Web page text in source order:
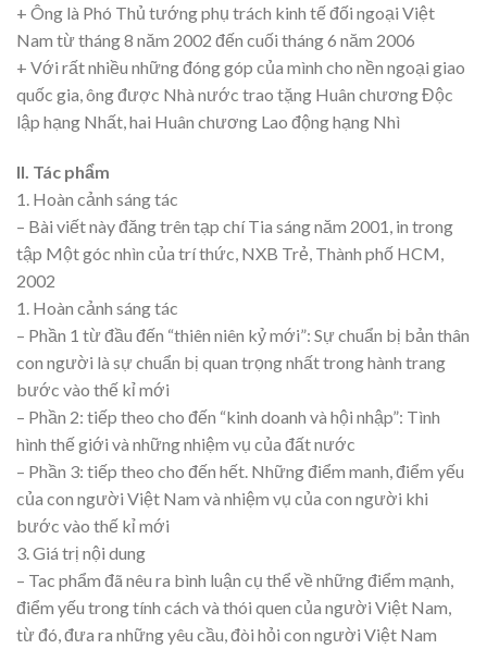
+ Ông là Phó Thủ tướng phụ trách kinh tế đối ngoại Việt
Nam từ tháng 8 năm 2002 đến cuối tháng 6 năm 2006
+ Với rất nhiều những đóng góp của mình cho nền ngoại giao
quốc gia, ông được Nhà nước trao tặng Huân chương Độc
lập hạng Nhất, hai Huân chương Lao động hạng Nhì
II. Tác phẩm
1. Hoàn cảnh sáng tác
– Bài viết này đăng trên tạp chí Tia sáng năm 2001, in trong
tập Một góc nhìn của trí thức, NXB Trẻ, Thành phố HCM,
2002
1. Hoàn cảnh sáng tác
– Phần 1 từ đầu đến “thiên niên kỷ mới”: Sự chuẩn bị bản thân
con người là sự chuẩn bị quan trọng nhất trong hành trang
bước vào thế kỉ mới
– Phần 2: tiếp theo cho đến “kinh doanh và hội nhập”: Tình
hình thế giới và những nhiệm vụ của đất nước
– Phần 3: tiếp theo cho đến hết. Những điểm manh, điểm yếu
của con người Việt Nam và nhiệm vụ của con người khi
bước vào thế kỉ mới
3. Giá trị nội dung
– Tac phẩm đã nêu ra bình luận cụ thể về những điểm mạnh,
điểm yếu trong tính cách và thói quen của người Việt Nam,
từ đó, đưa ra những yêu cầu, đòi hỏi con người Việt Nam